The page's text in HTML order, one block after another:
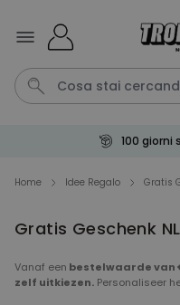
Faccia
100
Home Idee Regalo Gratis
Gratis Geschenk NL
Vanaf een bestelwaarde van
zelf uitkiezen. Personaliseer